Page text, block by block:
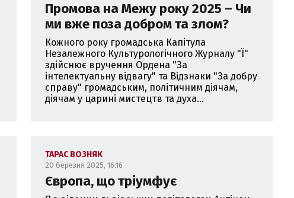
Промова на Межу року 2025 – Чи
ми вже поза добром та злом?
Кожного року громадська Капітула
Незалежного Культурологічного Журналу "Ї"
здійснює вручення Ордена "За
інтелектуальну відвагу" та Відзнаки "За добру
справу" громадським, політичним діячам,
діячам у царині мистецтв та духа...
ТАРАС ВОЗНЯК
20 березня 2025, 16:16
Європа, що тріумфує